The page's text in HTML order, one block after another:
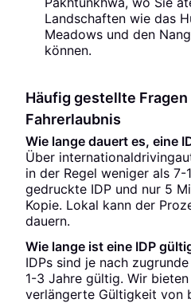
Landschaften wie das
Meadows und den
können.
Häufig gestellte
Fahrerlaubnis
Wie lange dauert es, eine
Über
in der Regel weniger als 7-
gedruckte IDP und nur 5
Kopie. Lokal kann der
dauern.
Wie lange ist eine IDP
IDPs sind je nach
1-3 Jahre gültig. Wir
verlängerte Gültigkeit von